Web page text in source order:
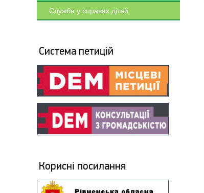
Служба у справах дітей
Система петицій
Корисні посилання